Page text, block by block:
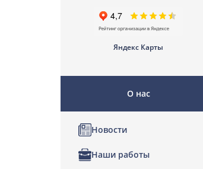
Яндекс Карты
О нас
Новости
Наши работы